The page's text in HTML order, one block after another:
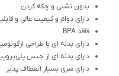
بدون نشتی و چکه کردن
دارای دوام و کیفیت عالی و
فاقد BPA
دارای بدنه ای با طراحی
دارای بدنه‌ ای از جنس
دارای سری بسیار انعطاف پذیر